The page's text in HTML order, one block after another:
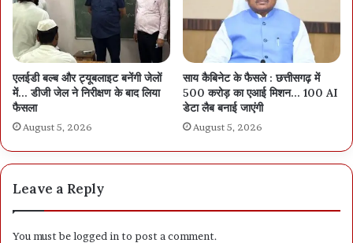
एलईडी बल्ब और ट्यूबलाइट बनेंगी जेलों
में… डीजी जेल ने निरीक्षण के बाद लिया
फैसला
August 5, 2026
साय कैबिनेट के फैसले : छत्तीसगढ़ में
500 करोड़ का एआई मिशन… 100 AI
डेटा लैब बनाई जाएंगी
August 5, 2026
Leave a Reply
You must belogged in to post a comment.